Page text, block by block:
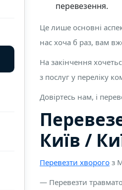
перевезення.
Це лише основні
нас хоча б раз, вам
На закінчення
з послуг у переліку
Довіртесь нам, і
Київ /
Перевезти хворого з
— Перевезти